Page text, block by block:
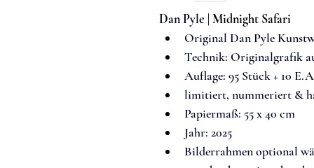
Dan Pyle | Midnight Safari
Original Dan Pyle
Technik: Originalgrafik
Auflage: 95 Stück + 10
limitiert, nummeriert &
Papiermaß: 55 x 40 cm
Jahr: 2025
Bilderrahmen optional